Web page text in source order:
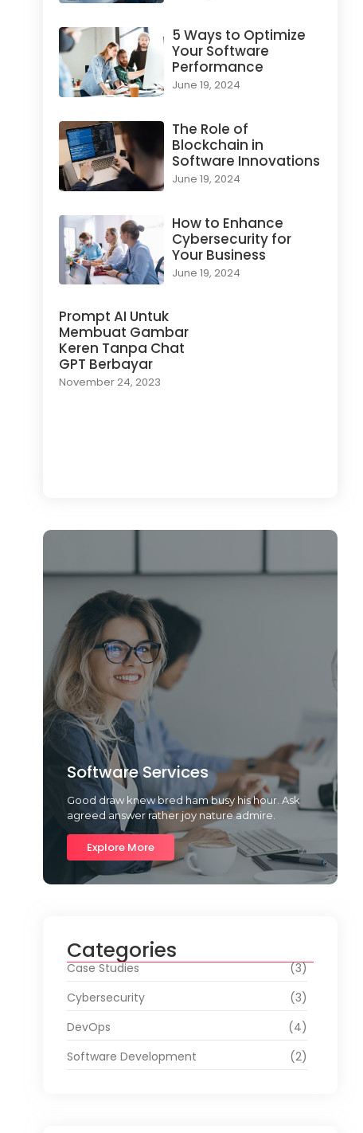
5 Ways to Optimize
Your Software
Performance
June 19, 2024
The Role of
Blockchain in
Software Innovations
June 19, 2024
How to Enhance
Cybersecurity for
Your Business
June 19, 2024
Prompt AI Untuk
Membuat Gambar
Keren Tanpa Chat
GPT Berbayar
November 24, 2023
Software Services
Good draw knew bred ham busy his hour. Ask
agreed answer rather joy nature admire.
Explore More
Categories
Case Studies
(3)
Cybersecurity
(3)
DevOps
(4)
Software Development
(2)